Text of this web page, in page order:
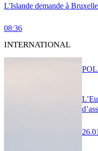
L'Islande demande à
08:36
INTERNATIONAL